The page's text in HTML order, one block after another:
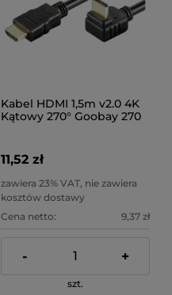
Kabel HDMI 1,5m v2.0 4K
Kątowy 270° Goobay 270
11,52 zł
zawiera 23% VAT, nie zawiera
kosztów dostawy
Cena netto:
9,37 zł
- +
szt.